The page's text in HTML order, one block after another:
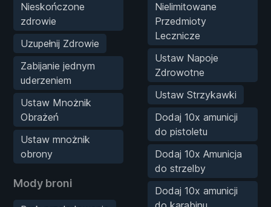
Nieskończone
zdrowie
Uzupełnij Zdrowie
Zabijanie jednym
uderzeniem
Ustaw Mnożnik
Obrażeń
Ustaw mnożnik
obrony
Mody broni
Nielimitowane
Przedmioty
Lecznicze
Ustaw Napoje
Zdrowotne
Ustaw Strzykawki
Dodaj 10x amunicji
do pistoletu
Dodaj 10x Amunicja
do strzelby
Dodaj 10x amunicji